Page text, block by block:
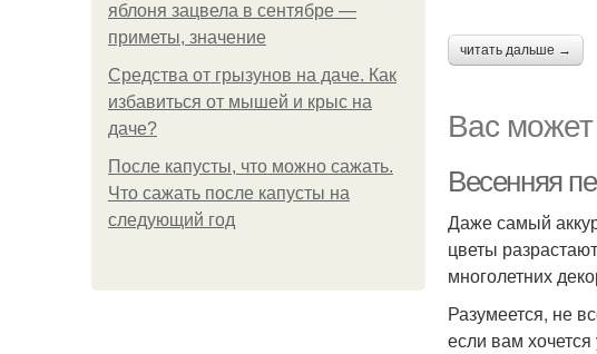
яблоня зацвела в сентябре —
приметы, значение
Средства от грызунов на даче. Как
избавиться от мышей и крыс на
даче?
После капусты, что можно сажать.
Что сажать после капусты на
следующий год
читать дальше →
Вас
Весенняя
Даже самый
цветы
многолетних
Разумеется, не
если вам